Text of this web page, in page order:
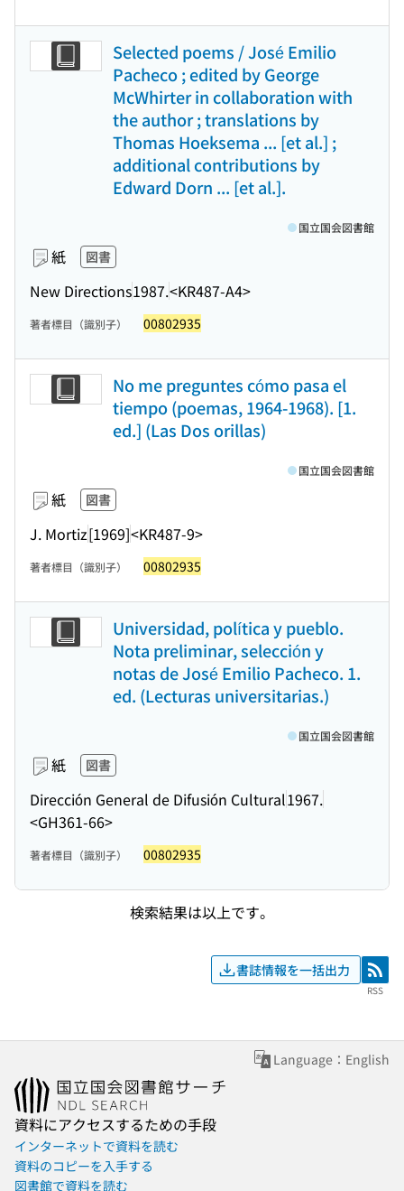
Selected poems / José Emilio
Pacheco ; edited by George
McWhirter in collaboration with
the author ; translations by
Thomas Hoeksema ... [et al.] ;
additional contributions by
Edward Dorn ... [et al.].
紙 図書
New Directions1987.<KR487-A4>
国立国会図書館
著者標目（識別子） 00802935
No me preguntes cómo pasa el
tiempo (poemas, 1964-1968). [1.
ed.] (Las Dos orillas)
紙 図書
J. Mortiz[1969]<KR487-9>
国立国会図書館
著者標目（識別子） 00802935
Universidad, política y pueblo.
Nota preliminar, selección y
notas de José Emilio Pacheco. 1.
ed. (Lecturas universitarias.)
紙 図書
Dirección General de Difusión Cultural1967.
<GH361-66>
国立国会図書館
著者標目（識別子） 00802935
検索結果は以上です。
書誌情報を一括出力 RSS
RSS
Language：English
資料にアクセスするための手段
インターネットで資料を読む
資料のコピーを入手する
図書館で資料を読む